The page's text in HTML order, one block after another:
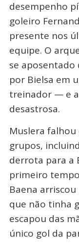
desempenho
goleiro
presente nos
equipe. O
se aposentado
por Bielsa em
treinador — e
desastrosa.
Muslera
grupos,
derrota para a
primeiro
Baena
que não tinha
escapou das
único gol da